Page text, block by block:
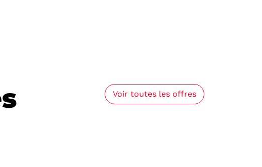
Voir toutes les offres